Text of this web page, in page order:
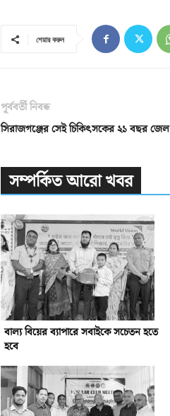
শেয়ার করুন
পূর্ববর্তী নিবন্ধ
সিরাজগঞ্জের সেই চিকিৎসকের ২১ বছর জেল
সম্পর্কিত আরো খবর
বাল্য বিয়ের ব্যাপারে সবাইকে সচেতন হতে
হবে